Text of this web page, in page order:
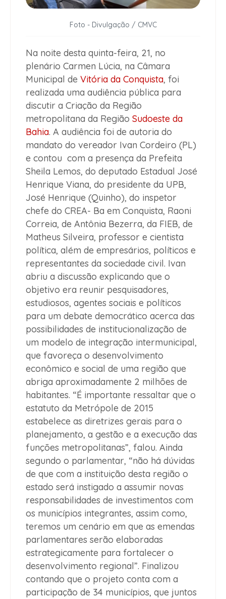
Foto - Divulgação / CMVC
Na noite desta quinta-feira, 21, no
plenário Carmen Lúcia, na Câmara
Municipal de Vitória da Conquista, foi
realizada uma audiência pública para
discutir a Criação da Região
metropolitana da Região Sudoeste da
Bahia. A audiência foi de autoria do
mandato do vereador Ivan Cordeiro (PL)
e contou com a presença da Prefeita
Sheila Lemos, do deputado Estadual José
Henrique Viana, do presidente da UPB,
José Henrique (Quinho), do inspetor
chefe do CREA- Ba em Conquista, Raoni
Correia, de Antônia Bezerra, da FIEB, de
Matheus Silveira, professor e cientista
política, além de empresários, políticos e
representantes da sociedade civil. Ivan
abriu a discussão explicando que o
objetivo era reunir pesquisadores,
estudiosos, agentes sociais e políticos
para um debate democrático acerca das
possibilidades de institucionalização de
um modelo de integração intermunicipal,
que favoreça o desenvolvimento
econômico e social de uma região que
abriga aproximadamente 2 milhões de
habitantes. “É importante ressaltar que o
estatuto da Metrópole de 2015
estabelece as diretrizes gerais para o
planejamento, a gestão e a execução das
funções metropolitanas”, falou. Ainda
segundo o parlamentar, “não há dúvidas
de que com a instituição desta região o
estado será instigado a assumir novas
responsabilidades de investimentos com
os municípios integrantes, assim como,
teremos um cenário em que as emendas
parlamentares serão elaboradas
estrategicamente para fortalecer o
desenvolvimento regional”. Finalizou
contando que o projeto conta com a
participação de 34 municípios, que juntos